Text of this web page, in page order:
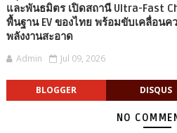
และพันธมิตร เปิดสถานี Ultra-Fast
พื้นฐาน EV ของไทย พร้อมขับเคลื่อน
พลังงานสะอาด
Admin Jul 09, 2026
BLOGGER DISQUS
NO